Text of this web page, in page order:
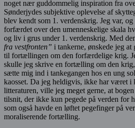
noget nær guddommelig inspiration fra
Sønderjydes subjektive oplevelse af
blev kendt som 1. verdenskrig. Jeg var, og
forfærdet over den umenneskelige skala
og liv i grus under 1. verdenskrig. Med
fra vestfronten” i tankerne, ønskede jeg at
til fortællingen om den forfærdelige krig.
skulle jeg skrive en fortælling om den krig,
sætte mig ind i tankegangen hos en ung
kaosset. Da jeg heldigvis, ikke har været i
litteraturen, ville jeg meget gerne, at
tilsnit, der ikke kun pegede på verden for
som også havde en løftet pegefinger på
moraliserende fortælling.